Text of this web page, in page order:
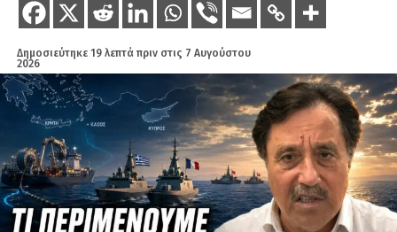
Μέσων.
Δημοσιεύτηκε 19 λεπτά πριν στις 7 Αυγούστου
2026